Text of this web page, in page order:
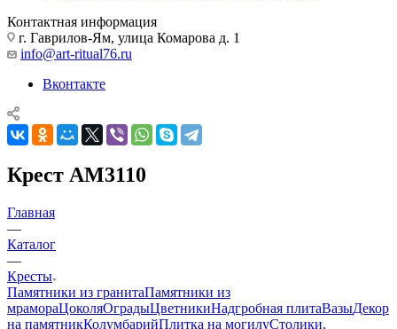
Контактная информация
г. Гаврилов-Ям, улица Комарова д. 1
info@art-ritual76.ru
Вконтакте
Крест AM3110
Главная
—
Каталог
—
Кресты
Памятники из гранитаПамятники из
мрамораЦоколяОградыЦветникиНадгробная плитаВазыДекор
на памятникКолумбарийПлитка на могилуСтолики,